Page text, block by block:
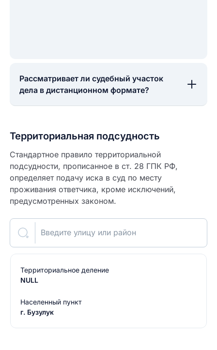
Рассматривает ли судебный участок
дела в дистанционном формате?
Территориальная подсудность
Стандартное правило территориальной
подсудности, прописанное в ст. 28 ГПК РФ,
определяет подачу иска в суд по месту
проживания ответчика, кроме исключений,
предусмотренных законом.
Введите улицу или район
Территориальное деление
NULL
Населенный пункт
г. Бузулук